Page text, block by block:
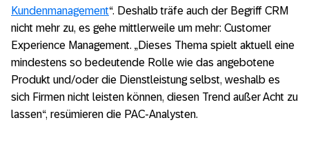
Kundenmanagement“. Deshalb träfe auch der Begriff CRM
nicht mehr zu, es gehe mittlerweile um mehr: Customer
Experience Management. „Dieses Thema spielt aktuell eine
mindestens so bedeutende Rolle wie das angebotene
Produkt und/oder die Dienstleistung selbst, weshalb es
sich Firmen nicht leisten können, diesen Trend außer Acht zu
lassen“, resümieren die PAC-Analysten.